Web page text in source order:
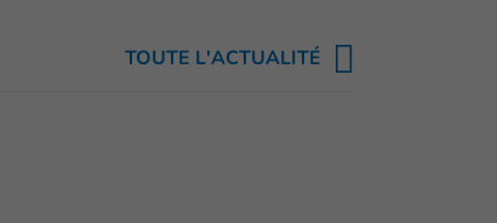
TOUTE L'ACTUALITÉ